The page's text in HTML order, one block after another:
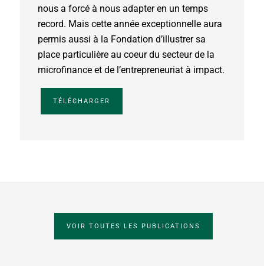
nous a forcé à nous adapter en un temps
record. Mais cette année exceptionnelle aura
permis aussi à la Fondation d’illustrer sa
place particulière au coeur du secteur de la
microfinance et de l’entrepreneuriat à impact.
TÉLÉCHARGER
VOIR TOUTES LES PUBLICATIONS